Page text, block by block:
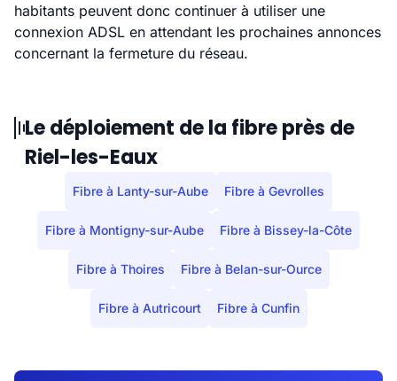
habitants peuvent donc continuer à utiliser une
connexion ADSL en attendant les prochaines annonces
concernant la fermeture du réseau.
Le déploiement de la fibre près de
Riel-les-Eaux
Fibre à Lanty-sur-Aube Fibre à Gevrolles
Fibre à Montigny-sur-Aube Fibre à Bissey-la-Côte
Fibre à Thoires Fibre à Belan-sur-Ource
Fibre à Autricourt Fibre à Cunfin